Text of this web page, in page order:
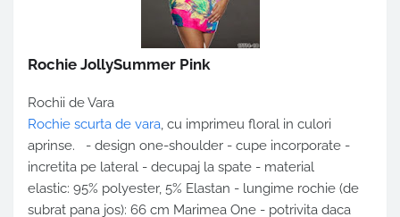
Rochie JollySummer Pink
Rochii de Vara
Rochie scurta de vara, cu imprimeu floral in culori
aprinse. - design one-shoulder - cupe incorporate -
incretita pe lateral - decupaj la spate - material
elastic: 95% polyester, 5% Elastan - lungime rochie (de
subrat pana jos): 66 cm Marimea One - potrivita daca